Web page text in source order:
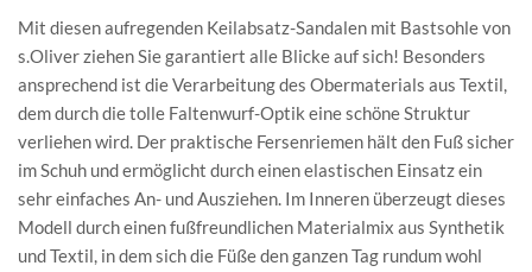
Mit diesen aufregenden Keilabsatz-Sandalen mit Bastsohle von
s.Oliver ziehen Sie garantiert alle Blicke auf sich! Besonders
ansprechend ist die Verarbeitung des Obermaterials aus Textil,
dem durch die tolle Faltenwurf-Optik eine schöne Struktur
verliehen wird. Der praktische Fersenriemen hält den Fuß sicher
im Schuh und ermöglicht durch einen elastischen Einsatz ein
sehr einfaches An- und Ausziehen. Im Inneren überzeugt dieses
Modell durch einen fußfreundlichen Materialmix aus Synthetik
und Textil, in dem sich die Füße den ganzen Tag rundum wohl